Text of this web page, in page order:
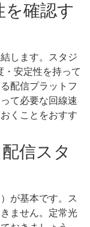
確認す
します。スタジ
・安定性を持って
配信プラットフ
て必要な回線速
くことをおすす
信スタ
が基本です。ス
ません。定常光